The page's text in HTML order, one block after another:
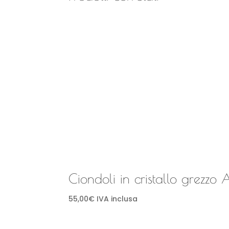
Ciondoli in cristallo grezzo
55,00€ IVA inclusa